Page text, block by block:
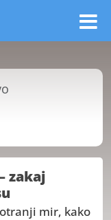
zakaj
mir, kako